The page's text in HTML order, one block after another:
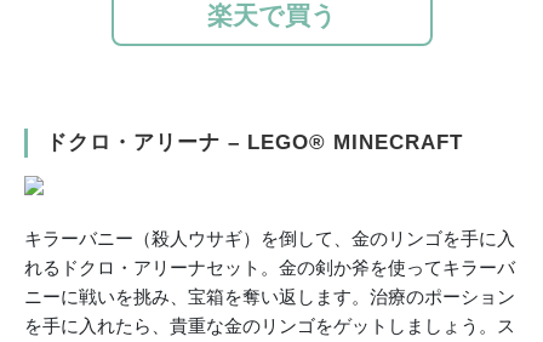
楽天で買う
ドクロ・アリーナ – LEGO® MINECRAFT
キラーバニー（殺人ウサギ）を倒して、金のリンゴを手に入
れるドクロ・アリーナセット。金の剣か斧を使ってキラーバ
ニーに戦いを挑み、宝箱を奪い返します。治療のポーション
を手に入れたら、貴重な金のリンゴをゲットしましょう。ス